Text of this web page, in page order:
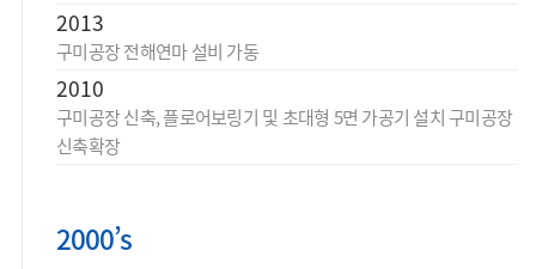
2013
구미공장 전해연마 설비 가동
2010
구미공장 신축, 플로어보링기 및 초대형 5면 가공기 설치 구미공장
신축확장
2000’s